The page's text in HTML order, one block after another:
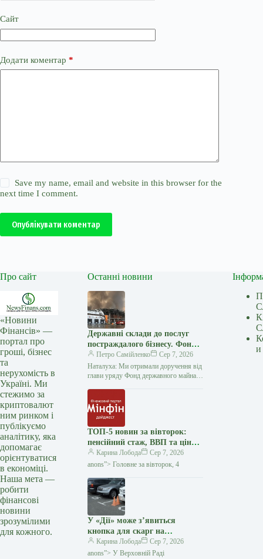
Сайт
Додати коментар *
Save my name, email and website in this browser for the
next time I comment.
Опублікувати коментар
Про сайт
«Новини
Фінансів» —
портал про
гроші, бізнес
та
нерухомість в
Україні. Ми
стежимо за
криптовалют
ним ринком і
публікуємо
аналітику, яка
допомагає
орієнтуватися
в економіці.
Наша мета —
робити
фінансові
новини
зрозумілими
для кожного.
Останні новини
Державні склади до послуг
постраждалого бізнесу. Фонд
держмайна отримав завдання
від прем’єра
Петро Самійленко
Сер 7, 2026
Наталуха: Ми отримали доручення від
глави уряду Фонд державного майна
визначити об’єкти, які…
ТОП-5 новин за вівторок:
пенсійний стаж, ВВП та ціни
на пальне — Мінфін
Карина Лобода
Сер 7, 2026
anons”> Головне за вівторок, 4
У «Дії» може з’явиться
кнопка для скарг на
паркування на місцях для
людей з інвалідністю —
Карина Лобода
Сер 7, 2026
anons”> У Верховній Раді
и